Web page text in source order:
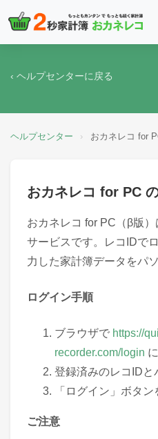
‹ ヘルプセンターに戻る
ヘルプセンター › おカネレコ for
おカネレコ for PC
おカネレコ for PC（β版
サービスです。レコIDで
力した家計簿データをパ
ログイン手順
ブラウザで https://
recorder.com/login
登録済みのレコIDと
「ログイン」ボタン
ご注意